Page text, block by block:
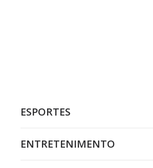
ESPORTES
ENTRETENIMENTO